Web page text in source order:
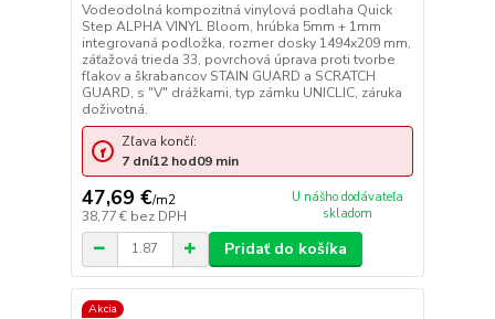
Vodeodolná kompozitná vinylová podlaha Quick
Step ALPHA VINYL Bloom, hrúbka 5mm + 1mm
integrovaná podložka, rozmer dosky 1494x209 mm,
záťažová trieda 33, povrchová úprava proti tvorbe
fľakov a škrabancov STAIN GUARD a SCRATCH
GUARD, s "V" drážkami, typ zámku UNICLIC, záruka
doživotná.
47,69 €/m2
38,77 € bez DPH
U nášho dodávateľa
skladom
Zľava končí:
7 dní12 hod09 min
Pridať do košíka
Akcia